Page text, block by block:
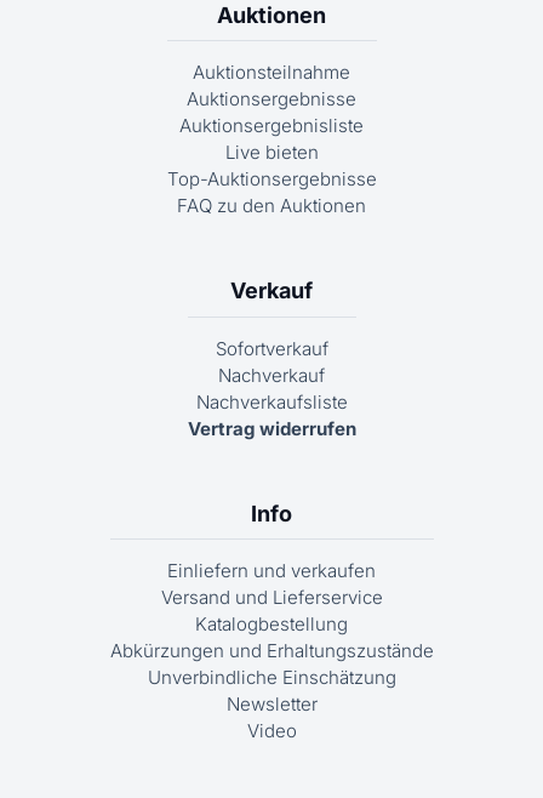
Auktionen
Auktionsteilnahme
Auktionsergebnisse
Auktionsergebnisliste
Live bieten
Top-Auktionsergebnisse
FAQ zu den Auktionen
Verkauf
Sofortverkauf
Nachverkauf
Nachverkaufsliste
Vertrag widerrufen
Info
Einliefern und verkaufen
Versand und Lieferservice
Katalogbestellung
Abkürzungen und Erhaltungszustände
Unverbindliche Einschätzung
Newsletter
Video